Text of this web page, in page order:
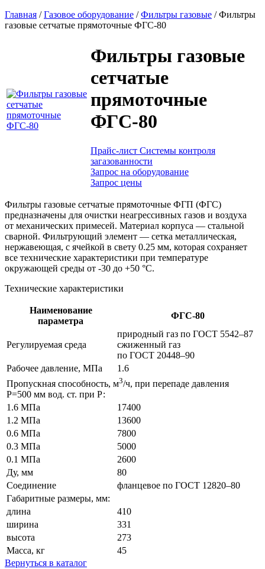
Главная / Газовое оборудование / Фильтры газовые / Фильтры
газовые сетчатые прямоточные ФГС-80
Фильтры газовые
сетчатые
прямоточные
ФГС-80
Прайс-лист Системы контроля
загазованности
Запрос на оборудование
Запрос цены
Фильтры газовые сетчатые прямоточные ФГП (ФГС)
предназначены для очистки неагрессивных газов и воздуха
от механических примесей. Материал корпуса — стальной
сварной. Фильтрующий элемент — сетка металлическая,
нержавеющая, с ячейкой в свету 0.25 мм, которая сохраняет
все технические характеристики при температуре
окружающей среды от -30 до +50 °С.
Технические характеристики
Наименование
параметра
ФГС-80
Регулируемая среда
природный газ по ГОСТ 5542–87
сжиженный газ
по ГОСТ 20448–90
Рабочее давление, МПа
1.6
Пропускная способность, м3/ч, при перепаде давления
Р=500 мм вод. ст. при Р:
1.6 МПа
17400
1.2 МПа
13600
0.6 МПа
7800
0.3 МПа
5000
0.1 МПа
2600
Ду, мм
80
Соединение
фланцевое по ГОСТ 12820–80
Габаритные размеры, мм:
длина
410
ширина
331
высота
273
Масса, кг
45
Вернуться в каталог